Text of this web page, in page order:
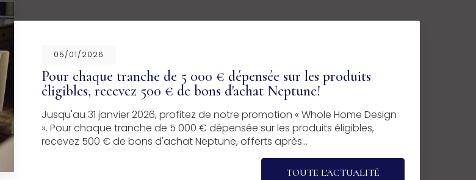
05/01/2026
Pour chaque tranche de 5 000 € dépensée sur les produits
éligibles, recevez 500 € de bons d'achat Neptune!
Jusqu'au 31 janvier 2026, profitez de notre promotion « Whole Home Design
». Pour chaque tranche de 5 000 € dépensée sur les produits éligibles,
recevez 500 € de bons d'achat Neptune, offerts après…
TOUTE L'ACTUALITÉ